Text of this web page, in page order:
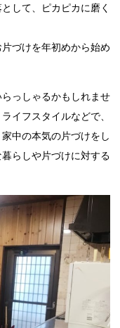
して、ピカピカに磨く
づけを年初めから始め
っしゃるかもしれませ
イフスタイルなどで、
中の本気の片づけをし
らしや片づけに対する